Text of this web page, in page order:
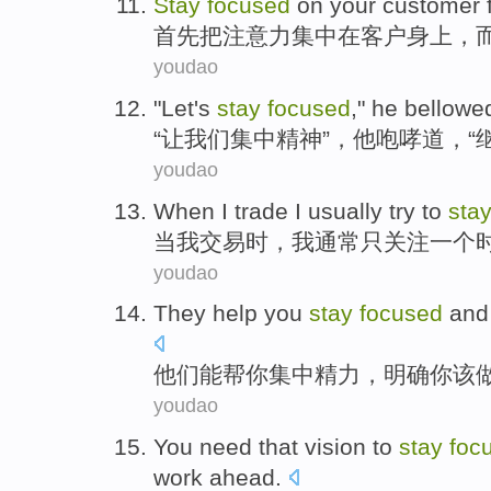
首先把注意力集中在客户身上，
youdao
"Let's stay focused," he
“让我们集中精神”， 他咆哮道 ，“
youdao
When I trade I usually try to
当我交易时，我通常 只 关注一个
youdao
They help you stay focused
他们能帮你集中精力， 明确你该
youdao
You need that vision to stay
work ahead.